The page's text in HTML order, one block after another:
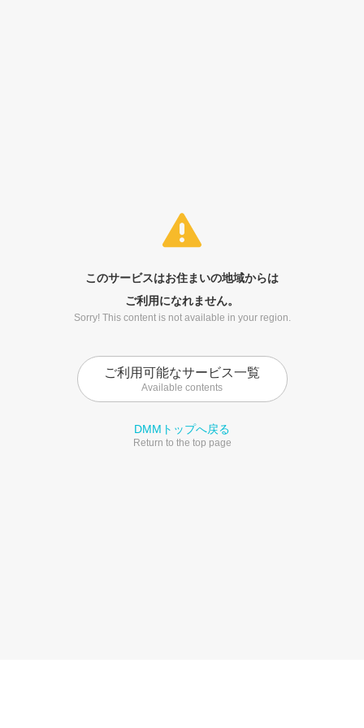
このサービスはお住まいの地域からは
ご利用になれません。
Sorry! This content is not available in your region.
ご利用可能なサービス一覧
Available contents
DMMトップへ戻る
Return to the top page